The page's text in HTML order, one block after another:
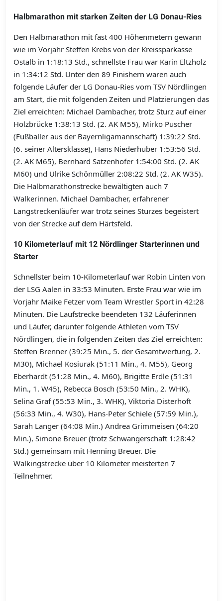
Halbmarathon mit starken Zeiten der LG Donau-Ries
Den Halbmarathon mit fast 400 Höhenmetern gewann
wie im Vorjahr Steffen Krebs von der Kreissparkasse
Ostalb in 1:18:13 Std., schnellste Frau war Karin Eltzholz
in 1:34:12 Std. Unter den 89 Finishern waren auch
folgende Läufer der LG Donau-Ries vom TSV Nördlingen
am Start, die mit folgenden Zeiten und Platzierungen das
Ziel erreichten: Michael Dambacher, trotz Sturz auf einer
Holzbrücke 1:38:13 Std. (2. AK M55), Mirko Puscher
(Fußballer aus der Bayernligamannschaft) 1:39:22 Std.
(6. seiner Altersklasse), Hans Niederhuber 1:53:56 Std.
(2. AK M65), Bernhard Satzenhofer 1:54:00 Std. (2. AK
M60) und Ulrike Schönmüller 2:08:22 Std. (2. AK W35).
Die Halbmarathonstrecke bewältigten auch 7
Walkerinnen. Michael Dambacher, erfahrener
Langstreckenläufer war trotz seines Sturzes begeistert
von der Strecke auf dem Härtsfeld.
10 Kilometerlauf mit 12 Nördlinger Starterinnen und
Starter
Schnellster beim 10-Kilometerlauf war Robin Linten von
der LSG Aalen in 33:53 Minuten. Erste Frau war wie im
Vorjahr Maike Fetzer vom Team Wrestler Sport in 42:28
Minuten. Die Laufstrecke beendeten 132 Läuferinnen
und Läufer, darunter folgende Athleten vom TSV
Nördlingen, die in folgenden Zeiten das Ziel erreichten:
Steffen Brenner (39:25 Min., 5. der Gesamtwertung, 2.
M30), Michael Kosiurak (51:11 Min., 4. M55), Georg
Eberhardt (51:28 Min., 4. M60), Brigitte Erdle (51:31
Min., 1. W45), Rebecca Bosch (53:50 Min., 2. WHK),
Selina Graf (55:53 Min., 3. WHK), Viktoria Disterhoft
(56:33 Min., 4. W30), Hans-Peter Schiele (57:59 Min.),
Sarah Langer (64:08 Min.) Andrea Grimmeisen (64:20
Min.), Simone Breuer (trotz Schwangerschaft 1:28:42
Std.) gemeinsam mit Henning Breuer. Die
Walkingstrecke über 10 Kilometer meisterten 7
Teilnehmer.